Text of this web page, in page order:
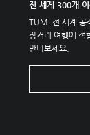
전 세계 300개
TUMI 전 세계 공
장거리 여행에 적
만나보세요.